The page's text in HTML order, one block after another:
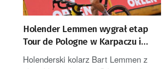
Holender Lemmen wygrał etap
Tour de Pologne w Karpaczu i
został liderem
Holenderski kolarz Bart Lemmen z